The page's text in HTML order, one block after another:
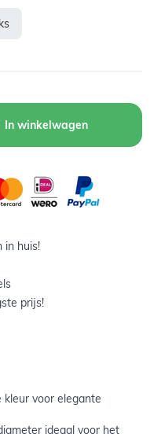
In winkelwagen
in huis!
prijs!
voor elegante
ideaal voor het